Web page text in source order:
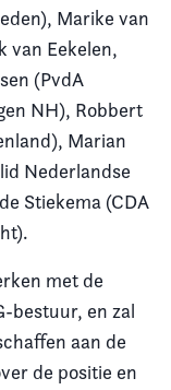
Marike van
van Eekelen,
(PvdA
NH), Robbert
Marian
Nederlandse
Stiekema (CDA
met de
bestuur, en zal
aan de
de positie en